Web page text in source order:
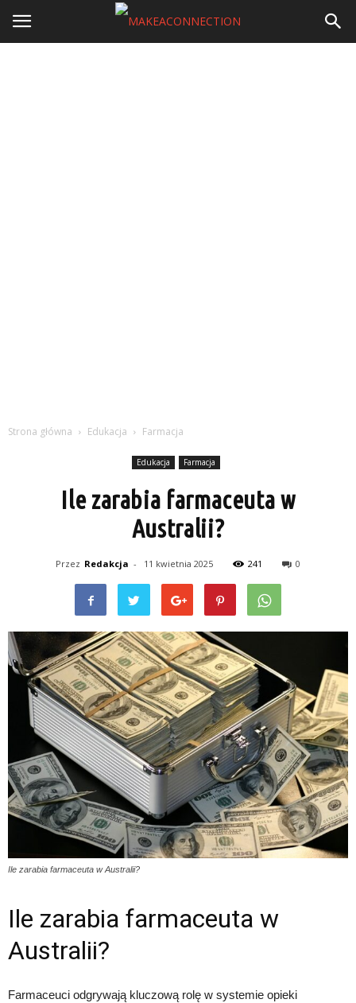
Strona główna Edukacja Farmacja
Edukacja Farmacja
Ile zarabia farmaceuta w
Australii?
Przez Redakcja - 11 kwietnia 2025 241 0
Ile zarabia farmaceuta w Australii?
Ile zarabia farmaceuta w
Australii?
Farmaceuci odgrywają kluczową rolę w systemie opieki